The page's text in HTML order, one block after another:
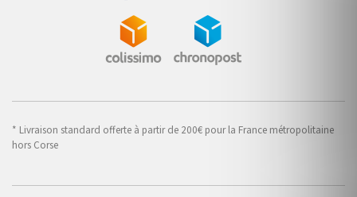
* Livraison standard offerte à partir de 200€ pour la France métropolitaine
hors Corse